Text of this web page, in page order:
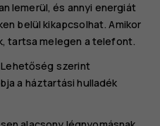
lemerül, és annyi energiát
belül kikapcsolhat. Amikor
tartsa melegen a telefont.
szerint
a háztartási hulladék